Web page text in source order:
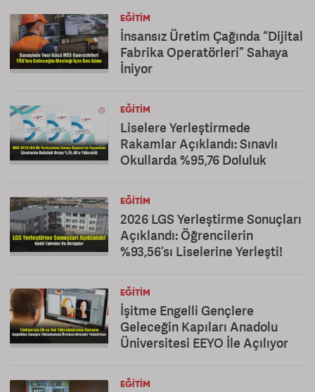
EĞITIM
İnsansız Üretim Çağında “Dijital
Fabrika Operatörleri” Sahaya
İniyor
EĞITIM
Liselere Yerleştirmede
Rakamlar Açıklandı: Sınavlı
Okullarda %95,76 Doluluk
EĞITIM
2026 LGS Yerleştirme Sonuçları
Açıklandı: Öğrencilerin
%93,56’sı Liselerine Yerleşti!
EĞITIM
İşitme Engelli Gençlere
Geleceğin Kapıları Anadolu
Üniversitesi EEYO İle Açılıyor
EĞITIM